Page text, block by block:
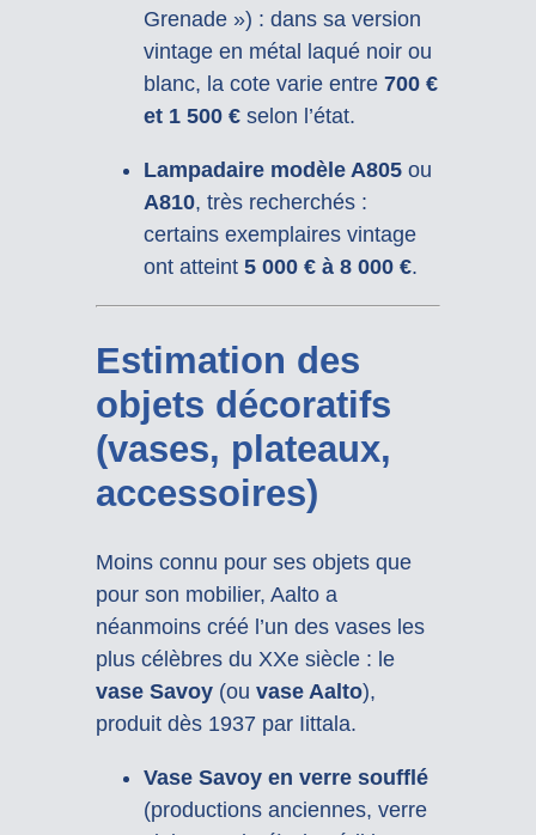
Grenade ») : dans sa version
vintage en métal laqué noir ou
blanc, la cote varie entre 700 €
et 1 500 €selon l’état.
Lampadaire modèle A805ou
A810, très recherchés :
certains exemplaires vintage
ont atteint 5 000 € à 8 000 €.
Estimation des
objets décoratifs
(vases, plateaux,
accessoires)
Moins connu pour ses objets que
pour son mobilier, Aalto a
néanmoins créé l’un des vases les
plus célèbres du XXe siècle : le
vase Savoy(ou vase Aalto),
produit dès 1937 par Iittala.
Vase Savoy en verre soufflé
(productions anciennes, verre